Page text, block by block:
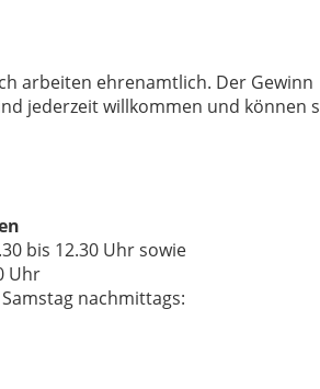
arbeiten ehrenamtlich. Der Gewinn
jederzeit willkommen und können
bis 12.30 Uhr sowie
Uhr
nachmittags: